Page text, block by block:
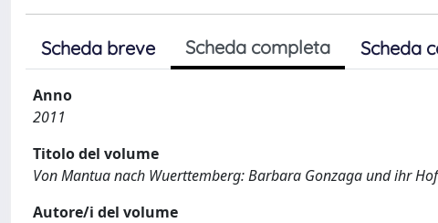
Scheda breve Scheda completa Scheda
Anno
2011
Titolo del volume
Von Mantua nach Wuerttemberg: Barbara Gonzaga und ihr Hof
Autore/i del volume